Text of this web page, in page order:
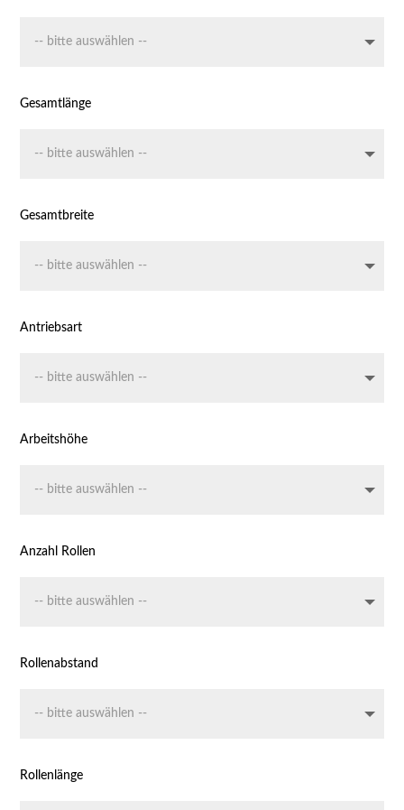
Gesamtlänge
Gesamtbreite
Antriebsart
Arbeitshöhe
Anzahl Rollen
Rollenabstand
Rollenlänge